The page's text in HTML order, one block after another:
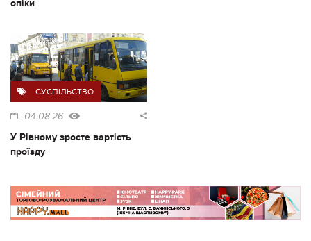
опіки
СУСПІЛЬСТВО
04.08.26
У Рівному зросте вартість
проїзду